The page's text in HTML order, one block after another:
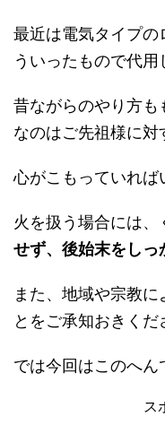
最近は電気タイプの
ういったもので代用
昔ながらのやり方
なのはご先祖様に対
心がこもっていれば
火を扱う場合には、
せず、後始末をしっ
また、地域や宗教
とをご承知おきくだ
では今回はこのへん
ス